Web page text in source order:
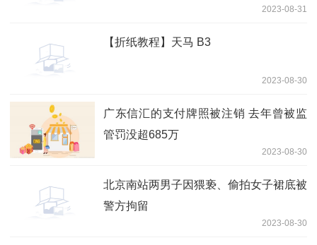
2023-08-31
【折纸教程】天马 B3
2023-08-30
广东信汇的支付牌照被注销 去年曾被监
管罚没超685万
2023-08-30
北京南站两男子因猥亵、偷拍女子裙底被
警方拘留
2023-08-30